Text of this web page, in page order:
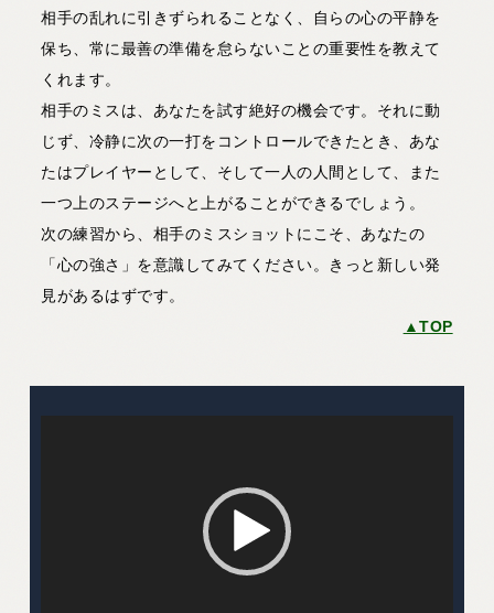
相手の乱れに引きずられることなく、自らの心の平静を
保ち、常に最善の準備を怠らないことの重要性を教えて
くれます。
相手のミスは、あなたを試す絶好の機会です。それに動
じず、冷静に次の一打をコントロールできたとき、あな
たはプレイヤーとして、そして一人の人間として、また
一つ上のステージへと上がることができるでしょう。
次の練習から、相手のミスショットにこそ、あなたの
「心の強さ」を意識してみてください。きっと新しい発
見があるはずです。
▲TOP
レ
ー
ヤ
ー